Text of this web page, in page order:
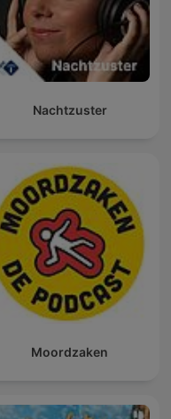
Nachtzuster
Moordzaken